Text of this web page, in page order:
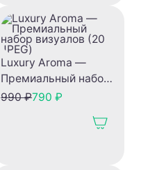
Luxury Aroma —
Премиальный набор
визуалов (20 JPEG)
990 ₽790 ₽